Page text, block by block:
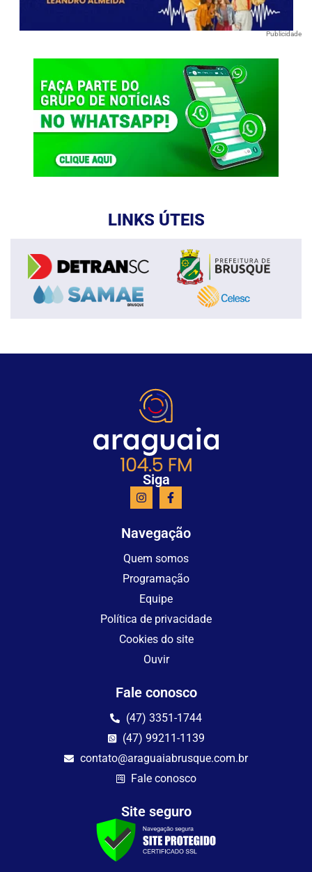
Publicidade
LINKS ÚTEIS
Siga
Navegação
Quem somos
Programação
Equipe
Política de privacidade
Cookies do site
Ouvir
Fale conosco
(47) 3351-1744
(47) 99211-1139
contato@araguaiabrusque.com.br
Fale conosco
Site seguro